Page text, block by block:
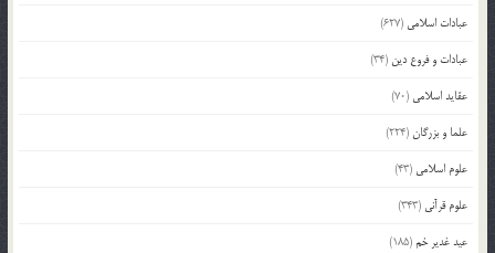
عبادات اسلامی (627)
عبادات و فروع دین (34)
عقاید اسلامی (70)
علما و بزرگان(224)
علوم اسلامی (43)
علوم قرآنی (343)
عید غدیر خم(185)